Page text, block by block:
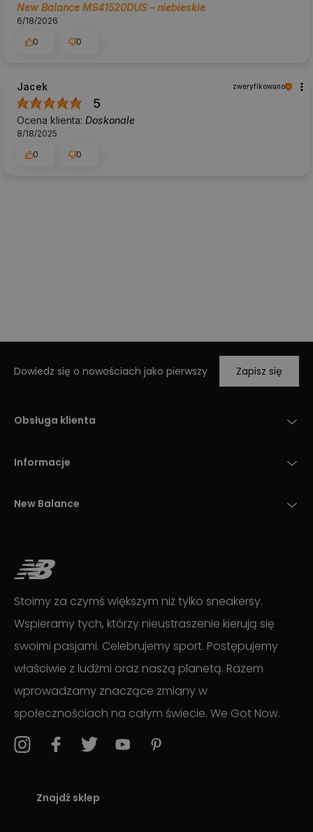
New Balance MS41520DUS – niebieskie
6/18/2026
0
0
Jacek zweryfikowano
5
Ocena klienta: Doskonale
8/18/2025
0
0
Dowiedz się o nowościach jako pierwszy Zapisz się
Obsługa klienta
Informacje
New Balance
Stoimy za czymś większym niż tylko sneakersy.
Wspieramy tych, którzy nieustraszenie kierują się
swoimi pasjami. Celebrujemy sport. Postępujemy
właściwie z ludźmi oraz naszą planetą. Razem
wprowadzamy znaczące zmiany w
społecznościach na całym świecie. We Got Now.
Znajdź sklep